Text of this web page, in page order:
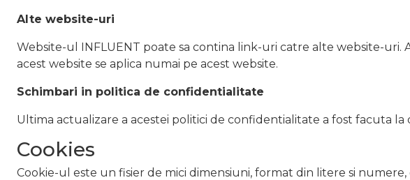
Alte website-uri
Website-ul INFLUENT poate sa contina link-uri catre alte website-
acest website se aplica numai pe acest website.
Schimbari in politica de confidentialitate
Ultima actualizare a acestei politici de confidentialitate a fost facuta la
Cookies
Cookie-ul este un fisier de mici dimensiuni, format din litere si